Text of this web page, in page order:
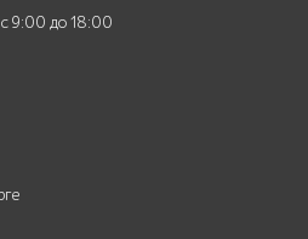
9:00 до 18:00